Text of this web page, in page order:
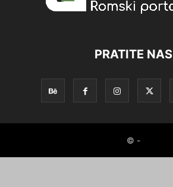
PRATITE NAS
© -